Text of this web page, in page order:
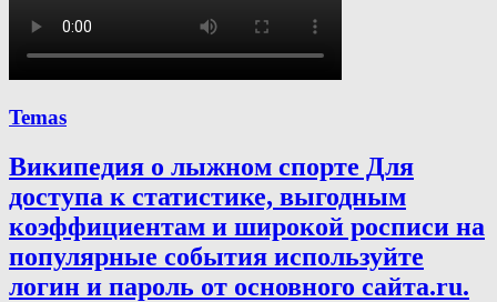
Temas
Википедия о лыжном спорте Для
доступа к статистике, выгодным
коэффициентам и широкой росписи на
популярные события используйте
логин и пароль от основного сайта.ru.